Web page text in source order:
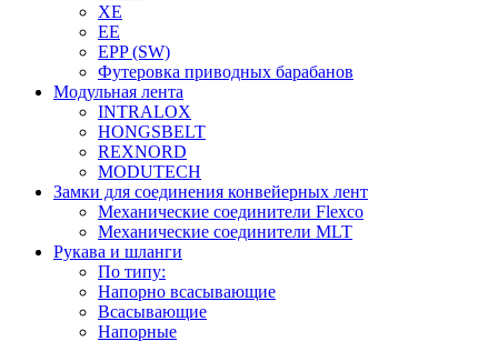
XE
EE
EPP (SW)
Футеровка приводных барабанов
Модульная лента
INTRALOX
HONGSBELT
REXNORD
MODUTECH
Замки для соединения конвейерных лент
Механические соединители Flexco
Механические соединители MLT
Рукава и шланги
По типу:
Напорно всасывающие
Всасывающие
Напорные